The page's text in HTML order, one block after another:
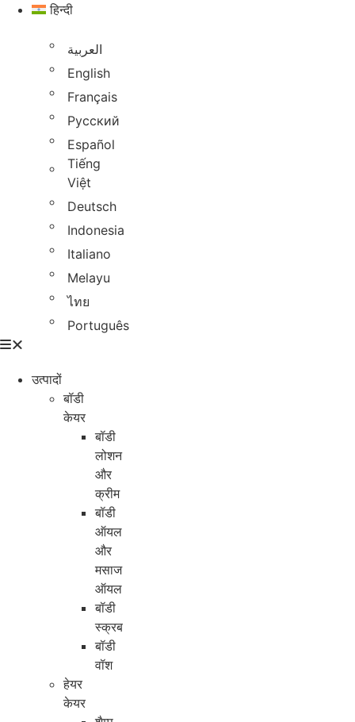
हिन्दी
العربية
English
Français
Русский
Español
Tiếng
Việt
Deutsch
Indonesia
Italiano
Melayu
ไทย
Português
उत्पादों
बॉडी
केयर
बॉडी
लोशन
और
क्रीम
बॉडी
ऑयल
और
मसाज
ऑयल
बॉडी
स्क्रब
बॉडी
वॉश
हेयर
केयर